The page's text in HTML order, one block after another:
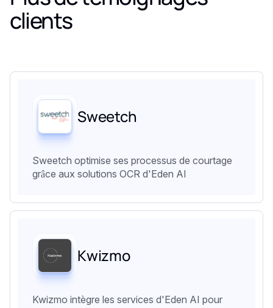
clients
Sweetch
Sweetch optimise ses processus de courtage
grâce aux solutions OCR d'Eden AI
Kwizmo
Kwizmo intègre les services d'Eden AI pour